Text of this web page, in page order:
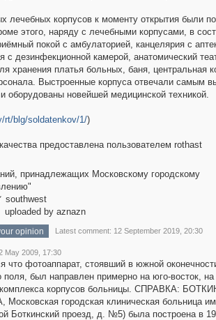
лечебных корпусов к моменту открытия были
этого, наряду с лечебными корпусами, в
покой с амбулаторией, канцелярия с
с дезинфекционной камерой, анатомический
хранения платья больных, баня, центральная
Выстроенные корпуса отвечали самым
оборудованы новейшей медицинской техникой.
rt/blg/soldatenkov/1/)
предоставлена пользователем rothast
принадлежащих Московскому городскому
southwest
uploaded by aznazn
opinion Latest comment: 12 September 2019, 20:30
May 2009, 17:30
что фотоаппарат, стоявший в южной
поля, был направлен примерно на юго-восток, на
комплекса корпусов больницы. СПРАВКА:
городская клиническая больница
Боткинский проезд, д. №5) была построена в